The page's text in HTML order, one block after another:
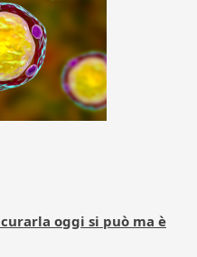
oggi si può ma è